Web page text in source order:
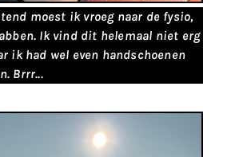
moest ik vroeg naar de fysio,
Ik vind dit helemaal niet erg
ik had wel even handschoenen
Brrr...